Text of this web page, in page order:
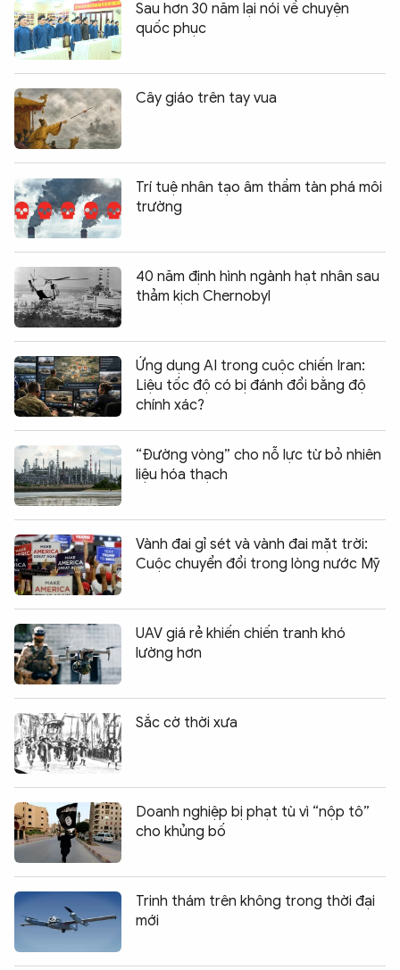
Sau hơn 30 năm lại nói về chuyện
quốc phục
Cây giáo trên tay vua
Trí tuệ nhân tạo âm thầm tàn phá môi
trường
40 năm định hình ngành hạt nhân sau
thảm kịch Chernobyl
Ứng dụng AI trong cuộc chiến Iran:
Liệu tốc độ có bị đánh đổi bằng độ
chính xác?
“Đường vòng” cho nỗ lực từ bỏ nhiên
liệu hóa thạch
Vành đai gỉ sét và vành đai mặt trời:
Cuộc chuyển đổi trong lòng nước Mỹ
UAV giá rẻ khiến chiến tranh khó
lường hơn
Sắc cờ thời xưa
Doanh nghiệp bị phạt tù vì “nộp tô”
cho khủng bố
Trinh thám trên không trong thời đại
mới